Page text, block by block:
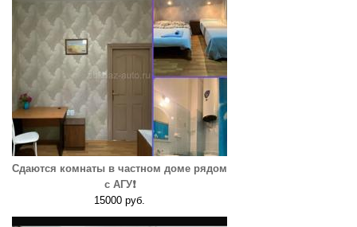
Сдаются комнаты в частном доме рядом
с АГУ❗️
15000 руб.